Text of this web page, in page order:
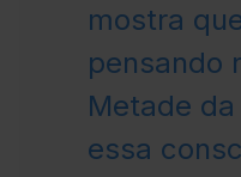
mostra
pensando
Metade
essa